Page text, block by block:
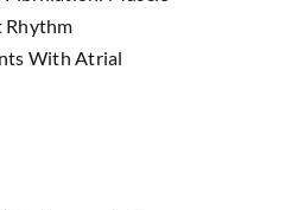
Rhythm
With Atrial